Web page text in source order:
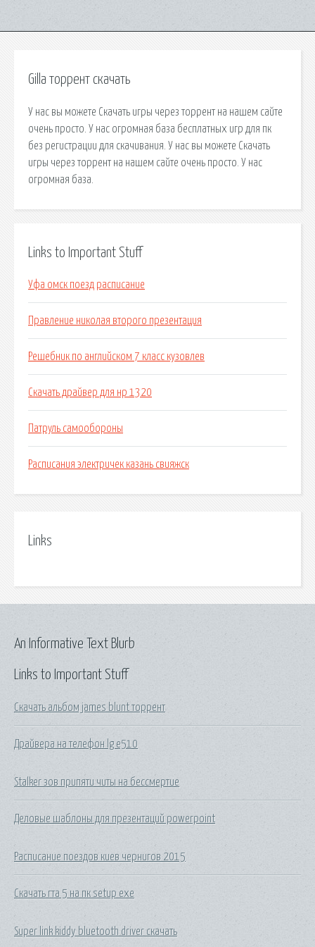
Gilla торрент скачать
У нас вы можете Скачать игры через торрент на нашем сайте
очень просто. У нас огромная база бесплатных игр для пк
без регистрации для скачивания. У нас вы можете Скачать
игры через торрент на нашем сайте очень просто. У нас
огромная база.
Links to Important Stuff
Уфа омск поезд расписание
Правление николая второго презентация
Решебник по английском 7 класс кузовлев
Скачать драйвер для нр 1320
Патруль самообороны
Расписания электричек казань свияжск
Links
Links to Important Stuff
Скачать альбом james blunt торрент
Драйвера на телефон lg e510
Stalker зов припяти читы на бессмертие
Деловые шаблоны для презентаций powerpoint
Расписание поездов киев чернигов 2015
Скачать гта 5 на пк setup exe
Super link kiddy bluetooth driver скачать
An Informative Text Blurb